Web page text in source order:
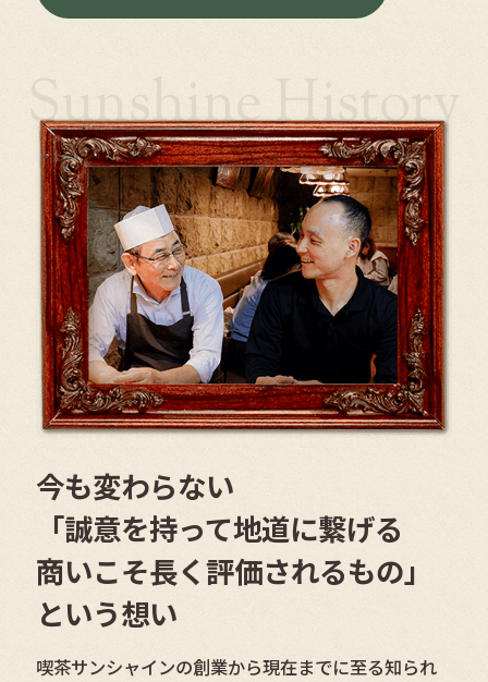
Sunshine History
今も変わらない
「誠意を持って地道に繋げる
商いこそ長く評価されるもの」
という想い
喫茶サンシャインの創業から現在までに至る知られ